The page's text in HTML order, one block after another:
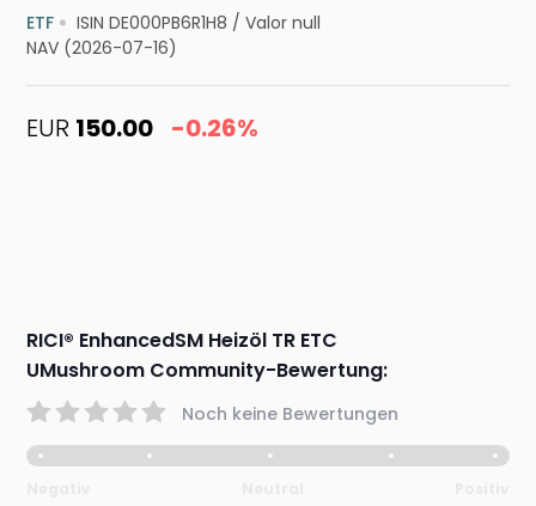
ETF ISIN DE000PB6R1H8 /Valor null
NAV (2026-07-16)
EUR 150.00 -0.26%
RICI® EnhancedSM Heizöl TR ETC
UMushroom Community-Bewertung:
Noch keine Bewertungen